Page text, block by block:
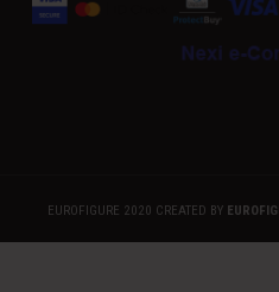
EUROFIGURE 2020 CREATED BY